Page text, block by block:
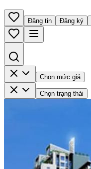
Đăng tin Đăng ký
Chọn mức giá
Chọn trạng thái